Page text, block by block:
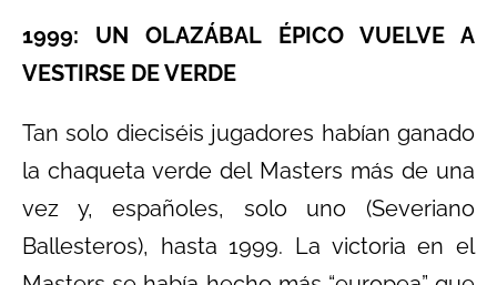
1999: UN OLAZÁBAL ÉPICO VUELVE A
VESTIRSE DE VERDE
Tan solo dieciséis jugadores habían ganado
la chaqueta verde del Masters más de una
vez y, españoles, solo uno (Severiano
Ballesteros), hasta 1999. La victoria en el